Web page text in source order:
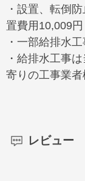
・設置、転倒
置費用10,009円
・一部給排水
・給排水工事
寄りの工事業者
レビュー